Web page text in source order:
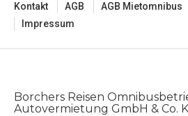
Kontakt AGB AGB Mietomnibus
Impressum
Borchers Reisen
Autovermietung GmbH & Co.